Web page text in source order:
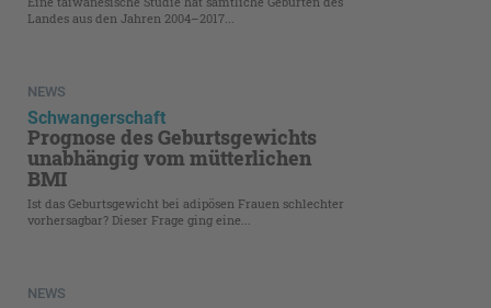
Landes aus den Jahren 2004–2017...
NEWS
Schwangerschaft
Prognose des Geburtsgewichts
unabhängig vom mütterlichen
BMI
Ist das Geburtsgewicht bei adipösen Frauen schlechter
vorhersagbar? Dieser Frage ging eine...
NEWS